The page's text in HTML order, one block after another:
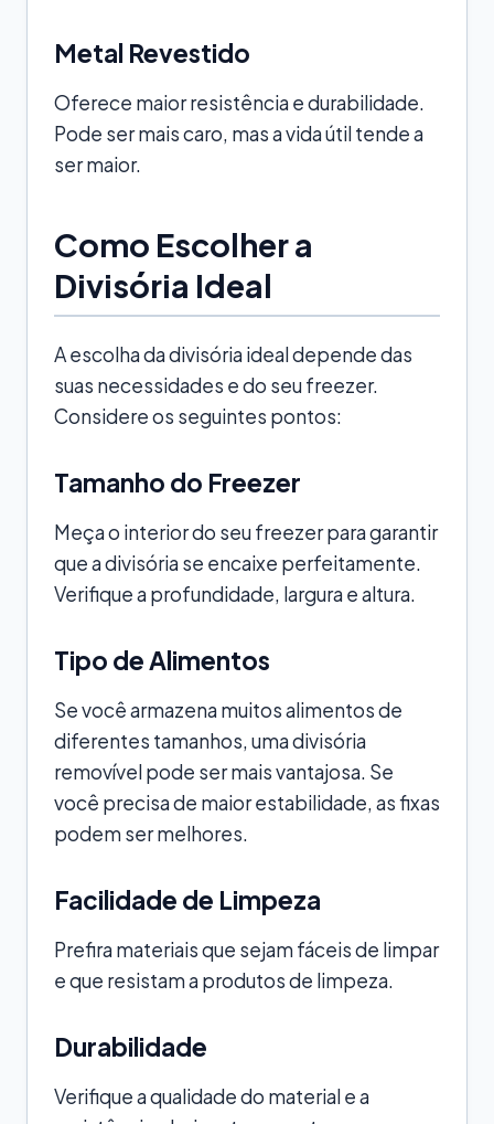
Metal Revestido
Oferece maior resistência e durabilidade.
Pode ser mais caro, mas a vida útil tende a
ser maior.
Como Escolher a
Divisória Ideal
A escolha da divisória ideal depende das
suas necessidades e do seu freezer.
Considere os seguintes pontos:
Tamanho do Freezer
Meça o interior do seu freezer para garantir
que a divisória se encaixe perfeitamente.
Verifique a profundidade, largura e altura.
Tipo de Alimentos
Se você armazena muitos alimentos de
diferentes tamanhos, uma divisória
removível pode ser mais vantajosa. Se
você precisa de maior estabilidade, as fixas
podem ser melhores.
Facilidade de Limpeza
Prefira materiais que sejam fáceis de limpar
e que resistam a produtos de limpeza.
Durabilidade
Verifique a qualidade do material e a